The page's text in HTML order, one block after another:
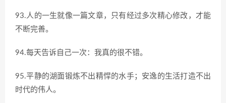
93.人的一生就像一篇文章，只有经过多次精心修改，才能
不断完善。
94.每天告诉自己一次：我真的很不错。
95.平静的湖面锻炼不出精悍的水手；安逸的生活打造不出
时代的伟人。